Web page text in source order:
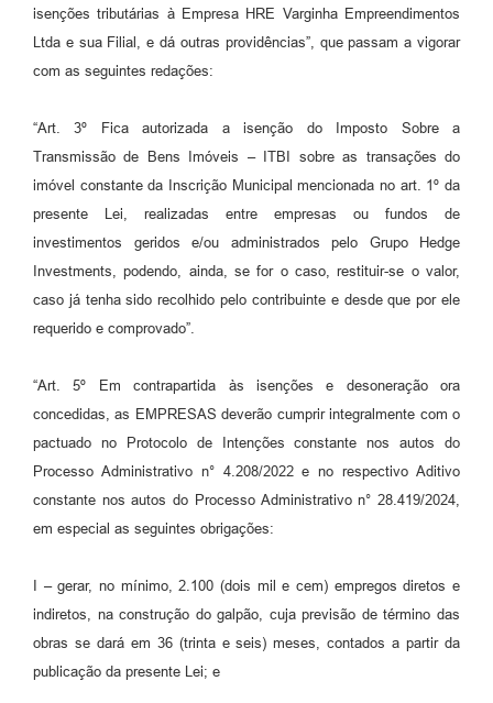
isenções tributárias à Empresa HRE Varginha Empreendimentos
Ltda e sua Filial, e dá outras providências”, que passam a vigorar
com as seguintes redações:
“Art. 3º Fica autorizada a isenção do Imposto Sobre a
Transmissão de Bens Imóveis – ITBI sobre as transações do
imóvel constante da Inscrição Municipal mencionada no art. 1º da
presente Lei, realizadas entre empresas ou fundos de
investimentos geridos e/ou administrados pelo Grupo Hedge
Investments, podendo, ainda, se for o caso, restituir-se o valor,
caso já tenha sido recolhido pelo contribuinte e desde que por ele
requerido e comprovado”.
“Art. 5º Em contrapartida às isenções e desoneração ora
concedidas, as EMPRESAS deverão cumprir integralmente com o
pactuado no Protocolo de Intenções constante nos autos do
Processo Administrativo n° 4.208/2022 e no respectivo Aditivo
constante nos autos do Processo Administrativo n° 28.419/2024,
em especial as seguintes obrigações:
I – gerar, no mínimo, 2.100 (dois mil e cem) empregos diretos e
indiretos, na construção do galpão, cuja previsão de término das
obras se dará em 36 (trinta e seis) meses, contados a partir da
publicação da presente Lei; e